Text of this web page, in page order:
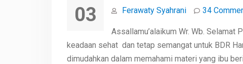
03 Ferawaty Syahrani 34
Assallamu’alaikum Wr. Wb. Selamat
keadaan sehat dan tetap semangat untuk BDR
dimudahkan dalam memahami materi yang ibu